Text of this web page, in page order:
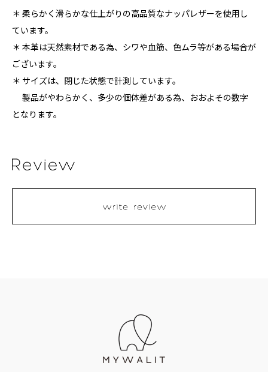
＊ 柔らかく滑らかな仕上がりの高品質なナッパレザーを使用し
ています。
＊ 本革は天然素材である為、シワや血筋、色ムラ等がある場合が
ございます。
＊ サイズは、閉じた状態で計測しています。
製品がやわらかく、多少の個体差がある為、おおよその数字
となります。